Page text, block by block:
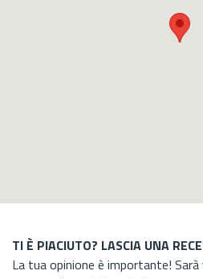
TI È PIACIUTO? LASCIA UNA
La tua opinione è importante! Sarà